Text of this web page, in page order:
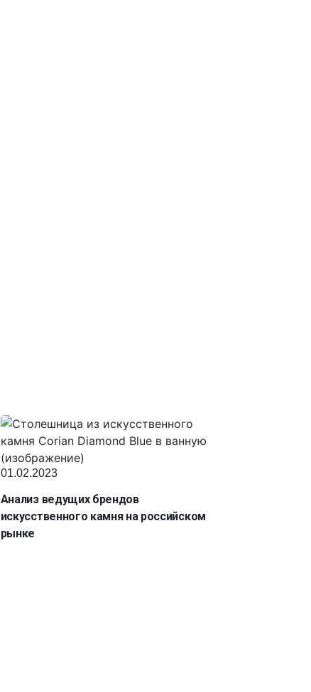
01.02.2023
Анализ ведущих брендов
искусственного камня на российском
рынке